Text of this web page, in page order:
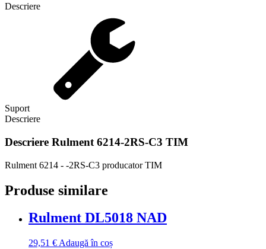
Descriere
Suport
Descriere
Descriere Rulment 6214-2RS-C3 TIM
Rulment 6214 - -2RS-C3 producator TIM
Produse similare
Rulment DL5018 NAD
29,51 € Adaugă în coș